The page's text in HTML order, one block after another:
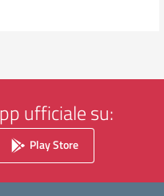
ufficiale su:
Play Store